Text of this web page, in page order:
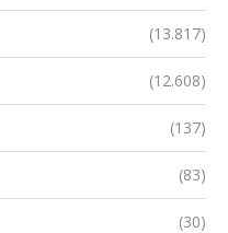
(13.817)
(12.608)
(137)
(83)
(30)